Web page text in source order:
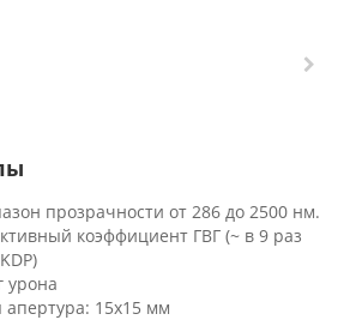
прозрачности от 286 до 2500 нм.
коэффициент ГВГ (~ в 9 раз
урона
15x15 мм